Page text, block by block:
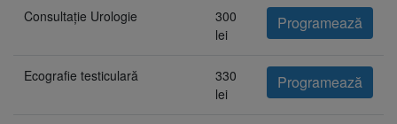
Consultație Urologie
300
lei
Programează
Ecografie testiculară
330
lei
Programează